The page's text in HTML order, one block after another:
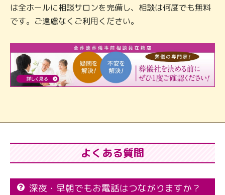
は全ホールに相談サロンを完備し、相談は何度でも無料
です。ご遠慮なくご利用ください。
よくある質問
深夜・早朝でもお電話はつながりますか？